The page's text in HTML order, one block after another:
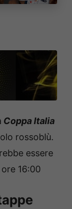
Coppa Italia
rossoblù.
essere
16:00